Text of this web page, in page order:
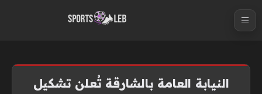
النيابة العامة بالشارقة تُعلن تشكيل